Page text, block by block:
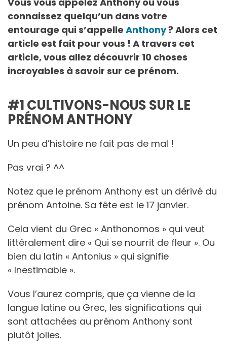
connaissez quelqu’un dans votre
entourage qui s’appelle Anthony? Alors cet
article est fait pour vous ! A travers cet
article, vous allez découvrir 10 choses
incroyables à savoir sur ce prénom.
#1 CULTIVONS-NOUS SUR LE
PRÉNOM ANTHONY
Un peu d’histoire ne fait pas de mal !
Pas vrai ? ^^
Notez que le prénom Anthony est un dérivé du
prénom Antoine. Sa fête est le 17 janvier.
Cela vient du Grec « Anthonomos » qui veut
littéralement dire « Qui se nourrit de fleur ». Ou
bien du latin « Antonius » qui signifie
« Inestimable ».
Vous l’aurez compris, que ça vienne de la
langue latine ou Grec, les significations qui
sont attachées au prénom Anthony sont
plutôt jolies.